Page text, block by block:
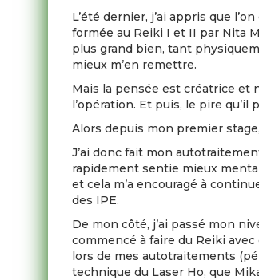
L’été dernier, j’ai appris que
formée au Reiki I et II par Nita
plus grand bien, tant
mieux m’en remettre.
Mais la pensée est créatrice et
l’opération. Et puis, le pire qu’il
Alors depuis mon premier
J’ai donc fait mon
rapidement sentie mieux
et cela m’a encouragé à
des IPE.
De mon côté, j’ai passé mon
commencé à faire du Reiki
lors de mes autotraitements
technique du Laser Ho, que